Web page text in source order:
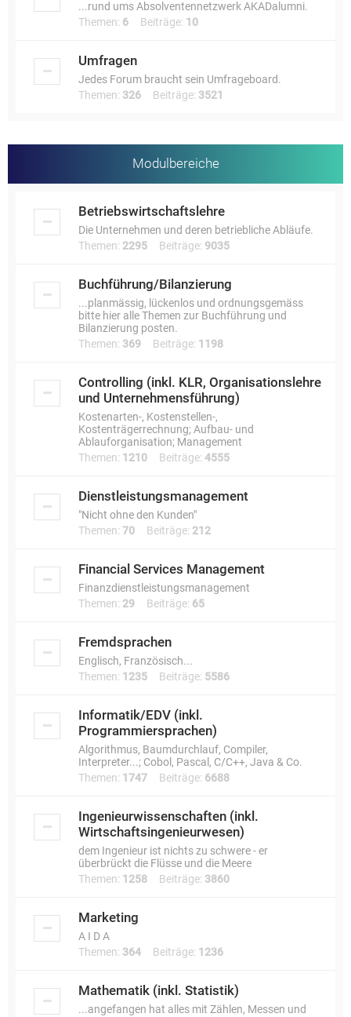
...rund ums Absolventennetzwerk AKADalumni.
Themen: 6 Beiträge: 10
Umfragen
Jedes Forum braucht sein Umfrageboard.
Themen: 326 Beiträge: 3521
Modulbereiche
Betriebswirtschaftslehre
Die Unternehmen und deren betriebliche Abläufe.
Themen: 2295 Beiträge: 9035
Buchführung/Bilanzierung
...planmässig, lückenlos und ordnungsgemäss
bitte hier alle Themen zur Buchführung und
Bilanzierung posten.
Themen: 369 Beiträge: 1198
Controlling (inkl. KLR, Organisationslehre
und Unternehmensführung)
Kostenarten-, Kostenstellen-,
Kostenträgerrechnung; Aufbau- und
Ablauforganisation; Management
Themen: 1210 Beiträge: 4555
Dienstleistungsmanagement
"Nicht ohne den Kunden"
Themen: 70 Beiträge: 212
Financial Services Management
Finanzdienstleistungsmanagement
Themen: 29 Beiträge: 65
Fremdsprachen
Englisch, Französisch...
Themen: 1235 Beiträge: 5586
Informatik/EDV (inkl.
Programmiersprachen)
Algorithmus, Baumdurchlauf, Compiler,
Interpreter...; Cobol, Pascal, C/C++, Java & Co.
Themen: 1747 Beiträge: 6688
Ingenieurwissenschaften (inkl.
Wirtschaftsingenieurwesen)
dem Ingenieur ist nichts zu schwere - er
überbrückt die Flüsse und die Meere
Themen: 1258 Beiträge: 3860
Marketing
A I D A
Themen: 364 Beiträge: 1236
Mathematik (inkl. Statistik)
...angefangen hat alles mit Zählen, Messen und